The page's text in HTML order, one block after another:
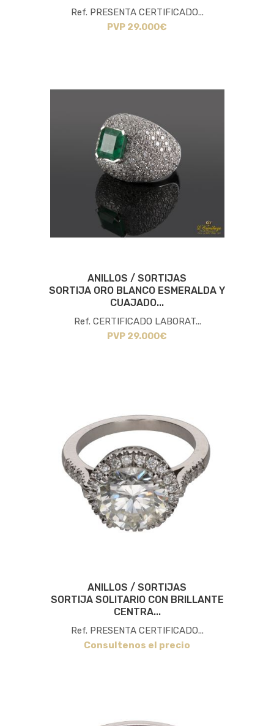
Ref. PRESENTA CERTIFICADO...
PVP 29.000€
ANILLOS / SORTIJAS
SORTIJA ORO BLANCO ESMERALDA Y
CUAJADO...
Ref. CERTIFICADO LABORAT...
PVP 29.000€
ANILLOS / SORTIJAS
SORTIJA SOLITARIO CON BRILLANTE
CENTRA...
Ref. PRESENTA CERTIFICADO...
Consultenos el precio